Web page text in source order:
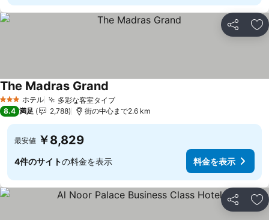
シェア お
3 ホテルのランク
ホテル 多彩な客室タイプ
The Madras Grand
8.4 満足 2,788 街の中心まで2.6 km
最安値 ￥8,829
4件のサイトの料金を表示 料金を表示
シェア お